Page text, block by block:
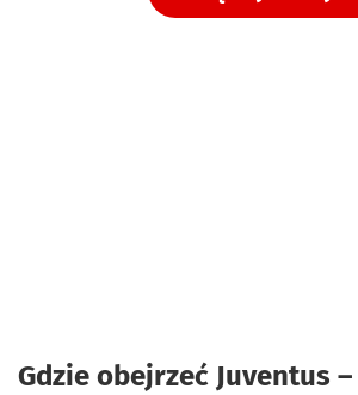
Gdzie obejrzeć Juventus